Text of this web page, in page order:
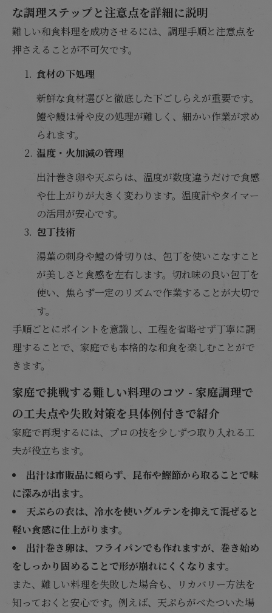
な調理ステップと注意点を詳細に説明
難しい和食料理を成功させるには、調理手順と注意点を
押さえることが不可欠です。
食材の下処理
新鮮な食材選びと徹底した下ごしらえが重要です。
鱧や鰻は骨や皮の処理が難しく、細かい作業が求め
られます。
温度・火加減の管理
出汁巻き卵や天ぷらは、温度が数度違うだけで食感
や仕上がりが大きく変わります。温度計やタイマー
の活用が安心です。
包丁技術
湯葉の刺身や鱧の骨切りは、包丁を使いこなすこと
が美しさと食感を左右します。切れ味の良い包丁を
使い、焦らず一定のリズムで作業することが大切で
す。
手順ごとにポイントを意識し、工程を省略せず丁寧に調
理することで、家庭でも本格的な和食を楽しむことがで
きます。
家庭で挑戦する難しい料理のコツ - 家庭調理で
の工夫点や失敗対策を具体例付きで紹介
家庭で再現するには、プロの技を少しずつ取り入れる工
夫が役立ちます。
出汁は市販品に頼らず、昆布や鰹節から取ることで味
に深みが出ます。
天ぷらの衣は、冷水を使いグルテンを抑えて混ぜると
軽い食感に仕上がります。
出汁巻き卵は、フライパンでも作れますが、巻き始め
をしっかり固めることで形が崩れにくくなります。
また、難しい料理を失敗した場合も、リカバリー方法を
知っておくと安心です。例えば、天ぷらがべたついた場